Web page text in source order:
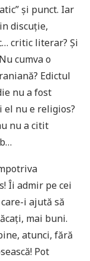
și punct. Iar
discuție,
critic literar? Și
cumva o
Edictul
nu a fost
el nu e religios?
nu a citit
Îi admir pe cei
i ajută să
mai buni.
atunci, fără
Pot